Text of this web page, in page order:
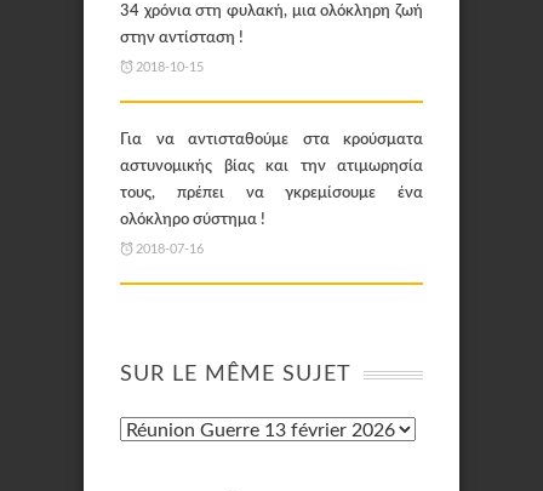
34 χρόνια στη φυλακή, μια ολόκληρη ζωή
στην αντίσταση !
2018-10-15
Για να αντισταθούμε στα κρούσματα
αστυνομικής βίας και την ατιμωρησία
τους, πρέπει να γκρεμίσουμε ένα
ολόκληρο σύστημα !
2018-07-16
SUR LE MÊME SUJET